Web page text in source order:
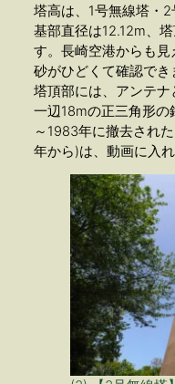
塔高は、1号無線塔・2
基部直径は12.12m、
す。長崎空港からも
砂がひどくて確認でき
塔頂部には、アンテ
一辺18mの正三角形
～1983年に撤去され
年から)は、動画に入れ